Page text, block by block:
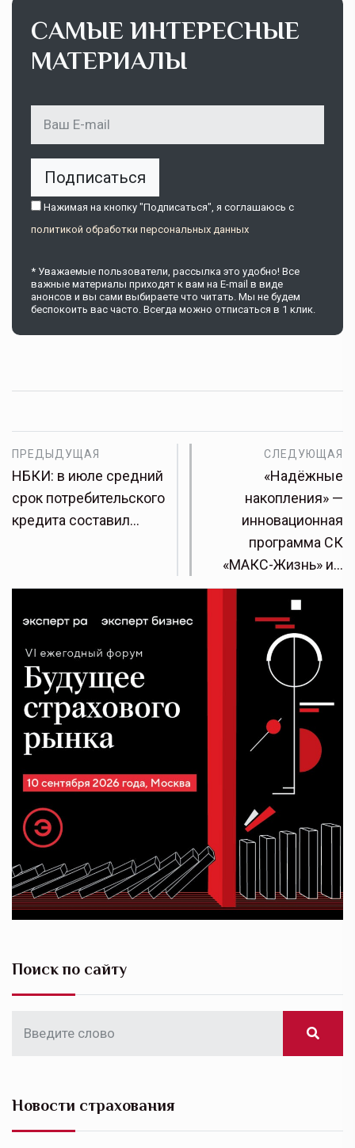
САМЫЕ ИНТЕРЕСНЫЕ
МАТЕРИАЛЫ
Подписаться
Нажимая на кнопку "Подписаться", я соглашаюсь c
политикой обработки персональных данных
* Уважаемые пользователи, рассылка это удобно! Все
важные материалы приходят к вам на E-mail в виде
анонсов и вы сами выбираете что читать. Мы не будем
беспокоить вас часто. Всегда можно отписаться в 1 клик.
ПРЕДЫДУЩАЯ
НБКИ: в июле средний
срок потребительского
кредита составил…
СЛЕДУЮЩАЯ
«Надёжные
накопления» —
инновационная
программа СК
«МАКС-Жизнь» и…
Поиск по сайту
Новости страхования